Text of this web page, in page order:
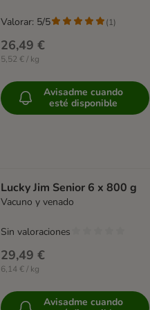
26,49 €
5,52 € / kg
Valorar: 5/5 (1)
Avisadme cuando
esté disponible
Lucky Jim Senior 6 x 800 g
Vacuno y venado
29,49 €
6,14 € / kg
Sin valoraciones
Avisadme cuando